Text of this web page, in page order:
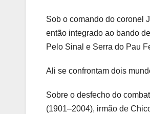
Sob o comando do coronel
então integrado ao bando
Pelo Sinal e Serra do Pau
Ali se confrontam dois
Sobre o desfecho do
(1901–2004), irmão de